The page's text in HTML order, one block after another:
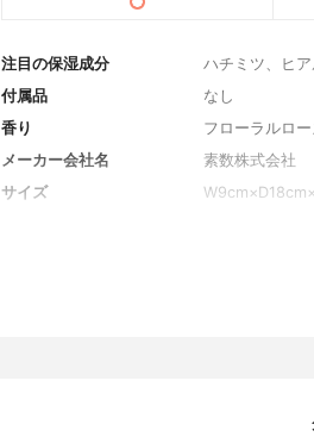
注目の保湿成分
ハチミツ、ヒ
付属品
なし
香り
フローラルロー
メーカー会社名
素数株式会社
サイズ